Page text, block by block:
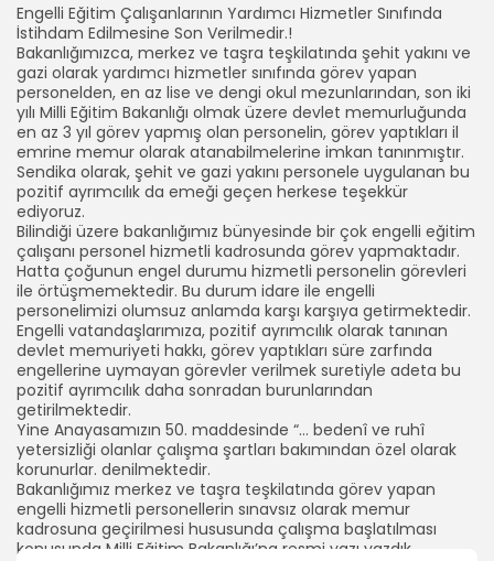
Engelli Eğitim Çalışanlarının Yardımcı Hizmetler Sınıfında
İstihdam Edilmesine Son Verilmedir.!
Bakanlığımızca, merkez ve taşra teşkilatında şehit yakını ve
gazi olarak yardımcı hizmetler sınıfında görev yapan
personelden, en az lise ve dengi okul mezunlarından, son iki
yılı Milli Eğitim Bakanlığı olmak üzere devlet memurluğunda
en az 3 yıl görev yapmış olan personelin, görev yaptıkları il
emrine memur olarak atanabilmelerine imkan tanınmıştır.
Sendika olarak, şehit ve gazi yakını personele uygulanan bu
pozitif ayrımcılık da emeği geçen herkese teşekkür
ediyoruz.
Bilindiği üzere bakanlığımız bünyesinde bir çok engelli eğitim
çalışanı personel hizmetli kadrosunda görev yapmaktadır.
Hatta çoğunun engel durumu hizmetli personelin görevleri
ile örtüşmemektedir. Bu durum idare ile engelli
personelimizi olumsuz anlamda karşı karşıya getirmektedir.
Engelli vatandaşlarımıza, pozitif ayrımcılık olarak tanınan
devlet memuriyeti hakkı, görev yaptıkları süre zarfında
engellerine uymayan görevler verilmek suretiyle adeta bu
pozitif ayrımcılık daha sonradan burunlarından
getirilmektedir.
Yine Anayasamızın 50. maddesinde “… bedenî ve ruhî
yetersizliği olanlar çalışma şartları bakımından özel olarak
korunurlar. denilmektedir.
Bakanlığımız merkez ve taşra teşkilatında görev yapan
engelli hizmetli personellerin sınavsız olarak memur
kadrosuna geçirilmesi hususunda çalışma başlatılması
konusunda Milli Eğitim Bakanlığı’na resmi yazı yazdık.